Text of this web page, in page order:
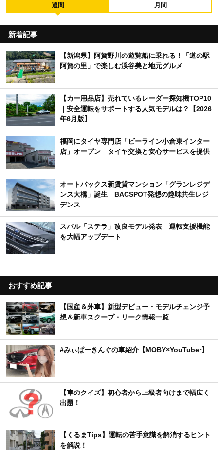
週間 月間
新着記事
【新潟県】阿賀野川の遊覧船に乗れる！「道の駅
阿賀の里」で楽しむ渓谷美と地元グルメ
【カー用品店】売れているレーダー探知機TOP10
｜安全運転をサポートする人気モデルは？【2026
年6月版】
福岡にタイヤ専門店「ビーライン小倉東インター
店」オープン タイヤ交換と安心サービスを提供
オートバックス新賃貸マンション「グランレジデ
ンス大橋」誕生 BACSPOT発想の趣味共生レジ
デンス
スバル「ステラ」改良モデル発表 運転支援機能
を大幅アップデート
おすすめ記事
【国産＆外車】新型デビュー・モデルチェンジ予
想＆新車スクープ・リーク情報一覧
#みぃぱーきんぐの車紹介【MOBY×YouTuber】
【車のクイズ】初心者から上級者向けまで幅広く
出題！
【くるまTips】運転の苦手意識を解消するヒント
を解説！